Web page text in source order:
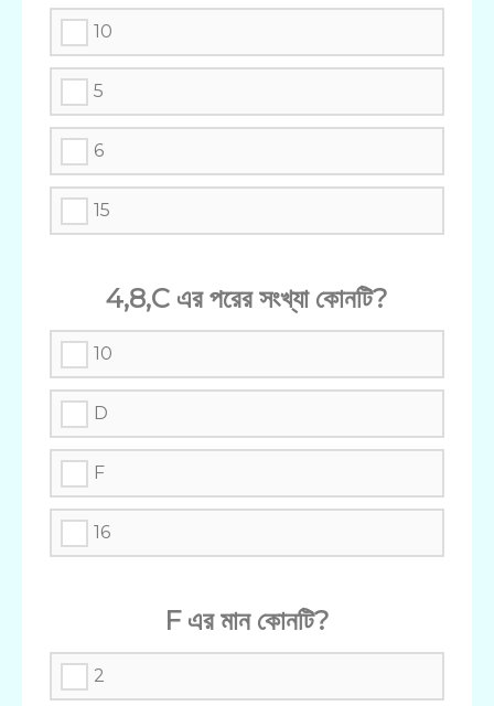
10
5
6
15
4,8,C এর পরের সংখ্যা কোনটি?
10
D
F
16
F এর মান কোনটি?
2